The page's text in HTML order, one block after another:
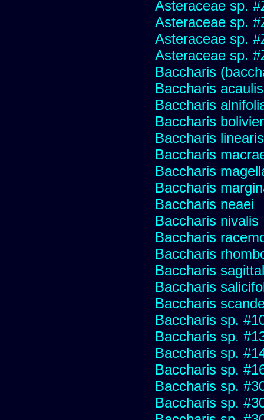
Asteraceae sp.
Asteraceae sp.
Asteraceae sp.
Asteraceae sp.
Baccharis
Baccharis acaulis
Baccharis
Baccharis
Baccharis
Baccharis
Baccharis
Baccharis
Baccharis neaei
Baccharis nivalis
Baccharis
Baccharis
Baccharis
Baccharis
Baccharis
Baccharis sp.
Baccharis sp.
Baccharis sp.
Baccharis sp.
Baccharis sp.
Baccharis sp.